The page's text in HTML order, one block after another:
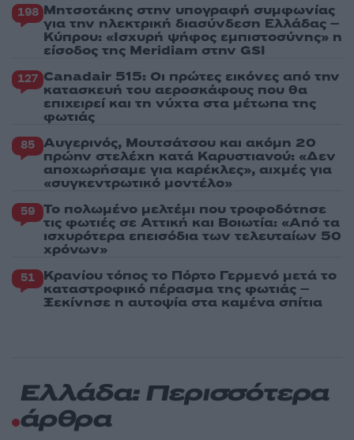
198 Μητσοτάκης στην υπογραφή συμφωνίας
για την ηλεκτρική διασύνδεση Ελλάδας –
Κύπρου: «Ισχυρή ψήφος εμπιστοσύνης» η
είσοδος της Meridiam στην GSI
127 Canadair 515: Οι πρώτες εικόνες από την
κατασκευή του αεροσκάφους που θα
επιχειρεί και τη νύχτα στα μέτωπα της
φωτιάς
85 Αυγερινός, Μουτσάτσου και ακόμη 20
πρώην στελέχη κατά Καρυστιανού: «Δεν
αποχωρήσαμε για καρέκλες», αιχμές για
«συγκεντρωτικό μοντέλο»
59 Το πολωμένο μελτέμι που τροφοδότησε
τις φωτιές σε Αττική και Βοιωτία: «Από τα
ισχυρότερα επεισόδια των τελευταίων 50
χρόνων»
51 Κρανίου τόπος το Πόρτο Γερμενό μετά το
καταστροφικό πέρασμα της φωτιάς –
Ξεκίνησε η αυτοψία στα καμένα σπίτια
Ελλάδα: Περισσότερα
άρθρα